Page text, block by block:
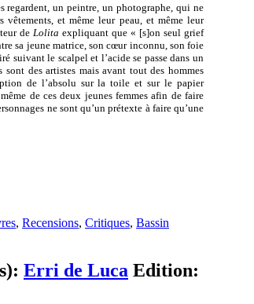
regardent, un peintre, un photographe, qui ne
et même leur peau, et même leur
de Lolitaexpliquant que « [s]on seul grief
sa jeune matrice, son cœur inconnu, son foie
suivant le scalpel et l’acide se passe dans un
des artistes mais avant tout des hommes
de l’absolu sur la toile et sur le papier
de ces deux jeunes femmes afin de faire
ne sont qu’un prétexte à faire qu’une
, Recensions, Critiques, Bassin
Erri de Luca Edition: